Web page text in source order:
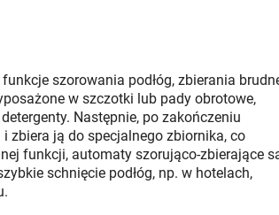
szorowania podłóg, zbierania
w szczotki lub pady obrotowe,
Następnie, po zakończeniu
zbiera ją do specjalnego zbiornika, co
funkcji, automaty szorująco-zbierające
schnięcie podłóg, np. w hotelach,